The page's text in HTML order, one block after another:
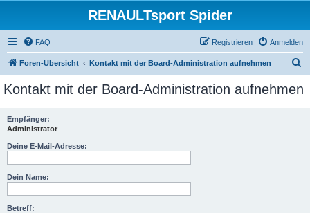
RENAULTsport Spider
FAQ Anmelden
Registrieren
Foren-Übersicht Kontakt mit der Board-Administration aufnehmen
c
Kontakt mit der Board-Administration aufnehmen
Empfänger:
Administrator
Deine E-Mail-Adresse:
Dein Name:
Betreff: